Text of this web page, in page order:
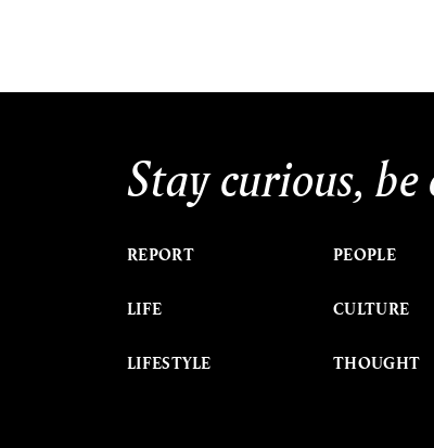
Stay curious, be
REPORT
LIFE
LIFESTYLE
PEOPLE
CULTURE
THOUGHT